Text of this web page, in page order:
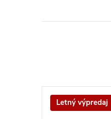
Letný výpredaj